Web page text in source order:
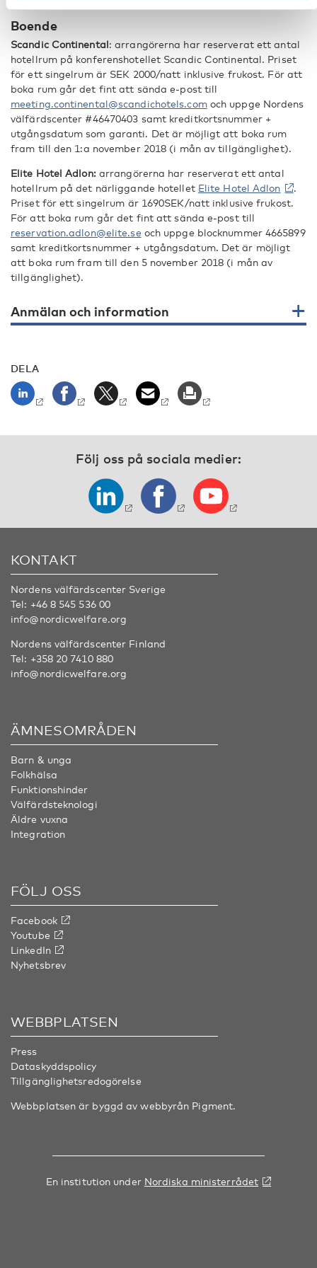
Boende
Scandic Continental: arrangörerna har reserverat ett antal
hotellrum på konferenshotellet Scandic Continental. Priset
för ett singelrum är SEK 2000/natt inklusive frukost. För att
boka rum går det fint att sända e-post till
meeting.continental@scandichotels.comoch uppge Nordens
välfärdscenter #46470403 samt kreditkortsnummer +
utgångsdatum som garanti. Det är möjligt att boka rum
fram till den 1:a november 2018 (i mån av tillgänglighet).
Elite Hotel Adlon:arrangörerna har reserverat ett antal
hotellrum på det närliggande hotellet Elite Hotel Adlon
.
Priset för ett singelrum är 1690SEK/natt inklusive frukost.
För att boka rum går det fint att sända e-post till
reservation.adlon@elite.se och uppge blocknummer 4665899
samt kreditkortsnummer + utgångsdatum. Det är möjligt
att boka rum fram till den 5 november 2018 (i mån av
tillgänglighet).
Anmälan och information
DELA
Följ oss på sociala medier:
KONTAKT
Nordens välfärdscenter Sverige
Tel: +46 8 545 536 00
info@nordicwelfare.org
Nordens välfärdscenter Finland
Tel: +358 20 7410 880
info@nordicwelfare.org
ÄMNESOMRÅDEN
Barn & unga
Folkhälsa
Funktionshinder
Välfärdsteknologi
Äldre vuxna
Integration
FÖLJ OSS
Facebook
Youtube
LinkedIn
Nyhetsbrev
WEBBPLATSEN
Press
Dataskyddspolicy
Tillgänglighetsredogörelse
Webbplatsen är byggd av webbyrån Pigment.
En institution under Nordiska ministerrådet